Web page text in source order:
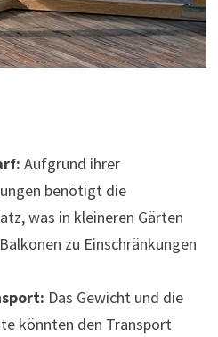
Aufgrund ihrer
benötigt die
was in kleineren Gärten
zu Einschränkungen
Das Gewicht und die
könnten den Transport